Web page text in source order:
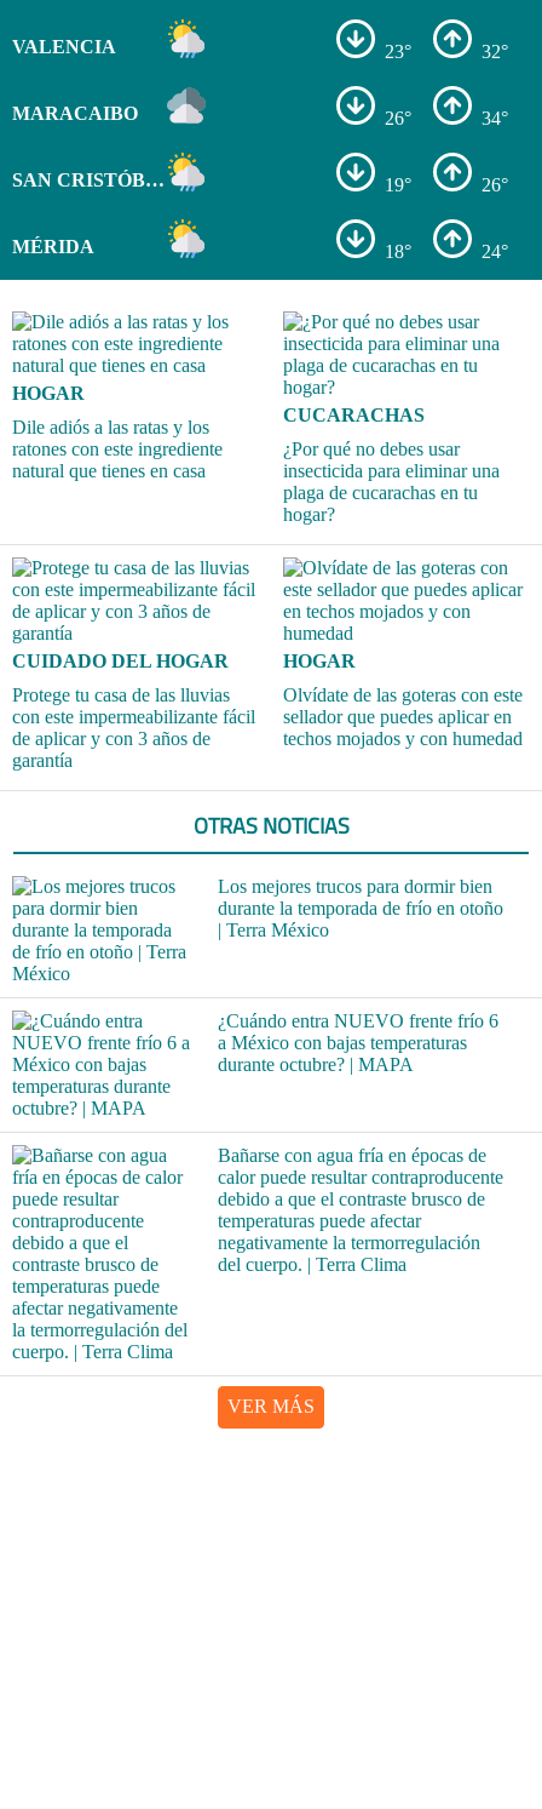
VALENCIA 23° 32°
MARACAIBO 26° 34°
SAN CRISTÓBAL 19° 26°
MÉRIDA 18° 24°
HOGAR
Dile adiós a las ratas y los
ratones con este ingrediente
natural que tienes en casa
CUCARACHAS
¿Por qué no debes usar
insecticida para eliminar una
plaga de cucarachas en tu
hogar?
CUIDADO DEL HOGAR
Protege tu casa de las lluvias
con este impermeabilizante fácil
de aplicar y con 3 años de
garantía
HOGAR
Olvídate de las goteras con este
sellador que puedes aplicar en
techos mojados y con humedad
OTRAS NOTICIAS
Los mejores trucos para dormir bien
durante la temporada de frío en otoño
| Terra México
¿Cuándo entra NUEVO frente frío 6
a México con bajas temperaturas
durante octubre? | MAPA
Bañarse con agua fría en épocas de
calor puede resultar contraproducente
debido a que el contraste brusco de
temperaturas puede afectar
negativamente la termorregulación
del cuerpo. | Terra Clima
VER MÁS